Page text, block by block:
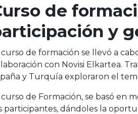
de
y
curso de formación se llevó a
con Novisi Elkartea.
y Turquía exploraron el
curso de Formación, se basó en
participantes, dándoles la